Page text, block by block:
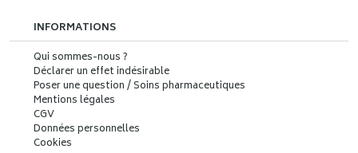
INFORMATIONS
Qui sommes-nous ?
Déclarer un effet indésirable
Poser une question / Soins pharmaceutiques
Mentions légales
CGV
Données personnelles
Cookies